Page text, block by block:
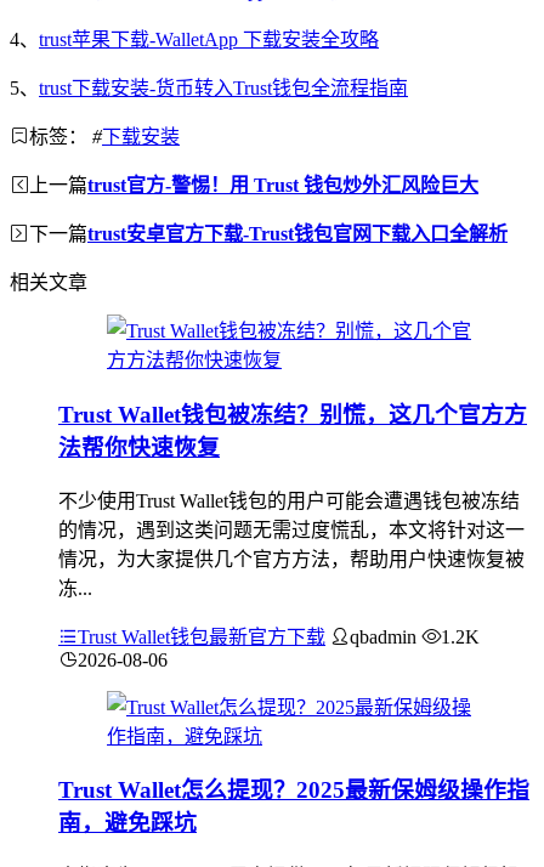
4、 trust苹果下载-WalletApp 下载安装全攻略
5、 trust下载安装-货币转入Trust钱包全流程指南
标签： #下载安装
上一篇trust官方-警惕！用 Trust 钱包炒外汇风险巨大
下一篇trust安卓官方下载-Trust钱包官网下载入口全解析
相关文章
Trust Wallet钱包被冻结？别慌，这几个官方方
法帮你快速恢复
不少使用Trust Wallet钱包的用户可能会遭遇钱包被冻结
的情况，遇到这类问题无需过度慌乱，本文将针对这一
情况，为大家提供几个官方方法，帮助用户快速恢复被
冻...
Trust Wallet钱包最新官方下载 qbadmin
1.2K
2026-08-06
Trust Wallet怎么提现？2025最新保姆级操作指
南，避免踩坑